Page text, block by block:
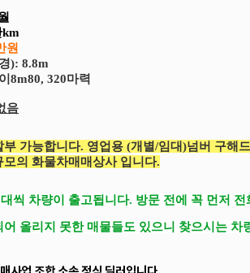
km
원
): 8.8m
8m80, 320마력
음
부 가능합니다. 영업용 (개별/임대)넘버 구해
모의 화물차매매상사 입니다.
씩 차량이 출고됩니다. 방문 전에 꼭 먼저 전
올리지 못한 매물들도 있으니 찾으시는 차